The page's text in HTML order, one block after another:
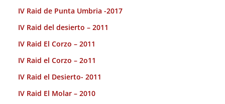
IV Raid de Punta Umbria -2017
IV Raid del desierto – 2011
IV Raid El Corzo – 2011
IV Raid el Corzo – 2o11
IV Raid el Desierto- 2011
IV Raid El Molar – 2010